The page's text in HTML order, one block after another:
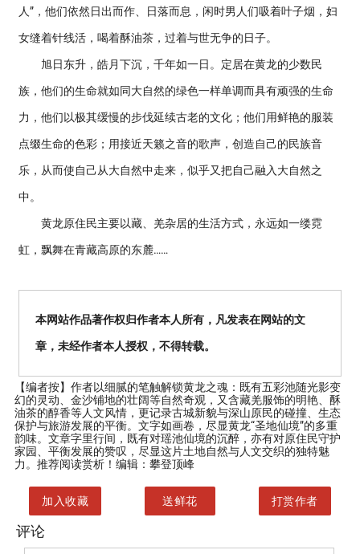
人”，他们依然日出而作、日落而息，闲时男人们吸着叶子烟，妇
女缝着针线活，喝着酥油茶，过着与世无争的日子。
旭日东升，皓月下沉，千年如一日。定居在黄龙的少数民
族，他们的生命就如同大自然的绿色一样单调而具有顽强的生命
力，他们以极其缓慢的步伐延续古老的文化；他们用鲜艳的服装
点缀生命的色彩；用接近天籁之音的歌声，创造自己的民族音
乐，从而使自己从大自然中走来，似乎又把自己融入大自然之
中。
黄龙原住民主要以藏、羌杂居的生活方式，永远如一缕霓
虹，飘舞在青藏高原的东麓……
本网站作品著作权归作者本人所有，凡发表在网站的文
章，未经作者本人授权，不得转载。
【编者按】 作者以细腻的笔触解锁黄龙之魂：既有五彩池随光影变
幻的灵动、金沙铺地的壮阔等自然奇观，又含藏羌服饰的明艳、酥
油茶的醇香等人文风情，更记录古城新貌与深山原民的碰撞、生态
保护与旅游发展的平衡。文字如画卷，尽显黄龙“圣地仙境”的多重
韵味。文章字里行间，既有对瑶池仙境的沉醉，亦有对原住民守护
家园、平衡发展的赞叹，尽显这片土地自然与人文交织的独特魅
力。推荐阅读赏析！编辑：攀登顶峰
加入收藏 送鲜花 打赏作者
评论